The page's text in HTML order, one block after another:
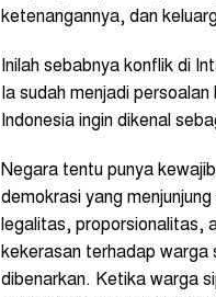
ketenangannya, dan
Inilah sebabnya konflik di
Ia sudah menjadi
Indonesia ingin dikenal
Negara tentu punya
demokrasi yang
legalitas, proporsionalitas,
kekerasan terhadap warga
dibenarkan. Ketika warga